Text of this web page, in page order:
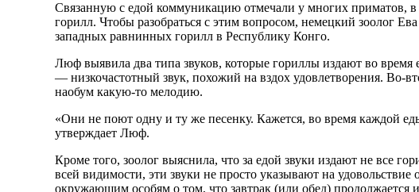
Связанную с едой коммуникацию отмечали у многих приматов,
горилл. Чтобы разобраться с этим вопросом, немецкий зоолог
западных равнинных горилл в Республику Конго.
Люф выявила два типа звуков, которые гориллы издают во время
— низкочастотный звук, похожий на вздох удовлетворения. Во-
наобум какую-то мелодию.
«Они не поют одну и ту же песенку. Кажется, во время каждой
утверждает Люф.
Кроме того, зоолог выяснила, что за едой звуки издают не все
всей видимости, эти звуки не просто указывают на
окружающим особям о том, что завтрак (или обед) продолжается и